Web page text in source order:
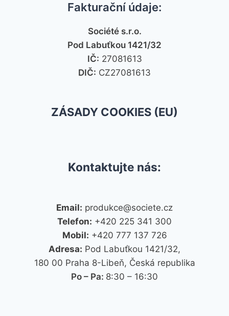
Fakturační údaje:
Société s.r.o.
Pod Labuťkou 1421/32
IČ: 27081613
DIČ: CZ27081613
ZÁSADY COOKIES (EU)
Kontaktujte nás:
Email: produkce@societe.cz
Telefon: +420 225 341 300
Mobil: +420 777 137 726
Adresa: Pod Labuťkou 1421/32,
180 00 Praha 8-Libeň, Česká republika
Po – Pa: 8:30 – 16:30